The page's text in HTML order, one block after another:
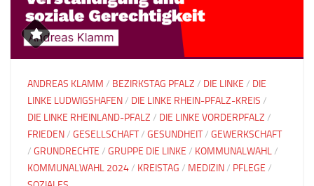
ANDREAS KLAMM / BEZIRKSTAG PFALZ / DIE LINKE / DIE
LINKE LUDWIGSHAFEN/ DIE LINKE RHEIN-PFALZ-KREIS /
DIE LINKE RHEINLAND-PFALZ / DIE LINKE VORDERPFALZ /
FRIEDEN/ GESELLSCHAFT/ GESUNDHEIT/ GEWERKSCHAFT
/ GRUNDRECHTE / GRUPPE DIE LINKE / KOMMUNALWAHL/
KOMMUNALWAHL 2024/ KREISTAG / MEDIZIN/ PFLEGE /